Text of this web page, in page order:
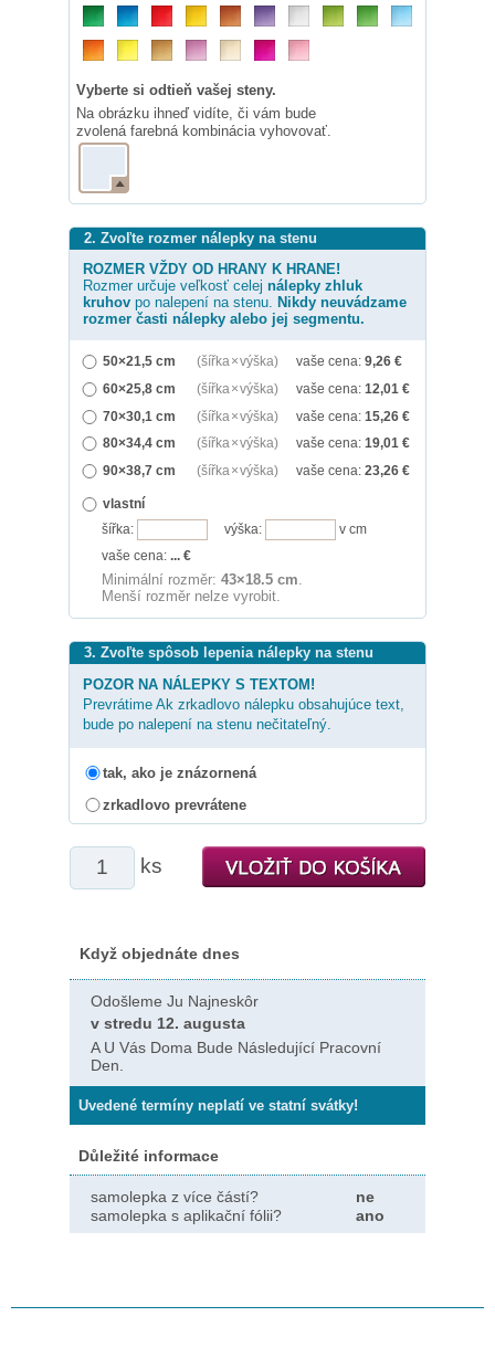
Vyberte si odtieň vašej steny.
Na obrázku ihneď vidíte, či vám bude
zvolená farebná kombinácia vyhovovať.
2. Zvoľte rozmer nálepky na stenu
ROZMER VŽDY OD HRANY K HRANE!
Rozmer určuje veľkosť celej nálepky zhluk
kruhov po nalepení na stenu. Nikdy neuvádzame
rozmer časti nálepky alebo jej segmentu.
50×21,5 cm (šířka × výška) vaše cena: 9,26 €
60×25,8 cm
(šířka × výška) vaše cena: 12,01 €
70×30,1 cm
(šířka × výška) vaše cena: 15,26 €
80×34,4 cm
(šířka × výška) vaše cena: 19,01 €
90×38,7 cm
(šířka × výška) vaše cena: 23,26 €
vlastní
šířka:
výška:
v cm
vaše cena: ... €
Minimální rozměr: 43×18.5 cm
Menší rozměr nelze vyrobit.
3. Zvoľte spôsob lepenia nálepky na stenu
POZOR NA NÁLEPKY S TEXTOM!
Prevrátime Ak zrkadlovo nálepku obsahujúce text,
bude po nalepení na stenu nečitateľný.
tak, ako je znázornená
zrkadlovo prevrátene
ks
Když objednáte dnes
Odošleme Ju Najneskôr
v stredu 12. augusta
A U Vás Doma Bude Následující Pracovní
Den.
Uvedené termíny neplatí ve statní svátky!
Důležité informace
samolepka z více částí?
ne
samolepka s aplikační fólii?
ano